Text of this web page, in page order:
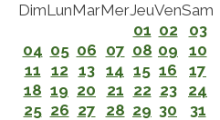
DimLunMarMerJeuVenSam
01 02
03
04 05 06 07 08 09
10
11 12 13 14 15 16
17
18 19 20 21 22 23
24
25 26 27 28 29 30 31